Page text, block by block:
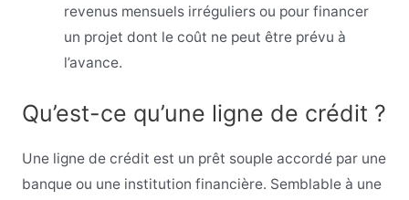
revenus mensuels irréguliers ou pour financer
un projet dont le coût ne peut être prévu à
l’avance.
Qu’est-ce qu’une ligne de crédit ?
Une ligne de crédit est un prêt souple accordé par une
banque ou une institution financière. Semblable à une